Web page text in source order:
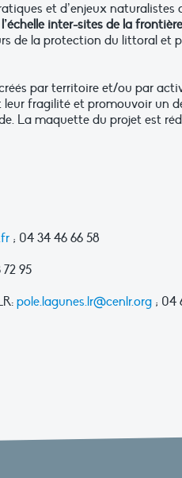
et d’enjeux naturalistes
inter-sites de la
de la protection du littoral et
par territoire et/ou par
leur fragilité et promouvoir un
La maquette du projet est
; 04 34 46 66 58
72 95
pole.lagunes.lr@cenlr.org ; 04